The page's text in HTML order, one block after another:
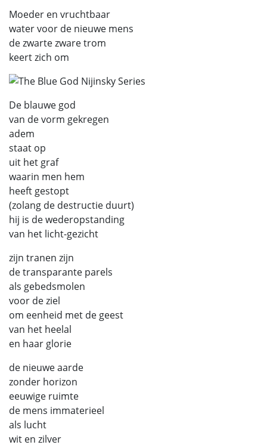
Moeder en vruchtbaar
water voor de nieuwe mens
de zwarte zware trom
keert zich om
De blauwe god
van de vorm gekregen
adem
staat op
uit het graf
waarin men hem
heeft gestopt
(zolang de destructie duurt)
hij is de wederopstanding
van het licht-gezicht
zijn tranen zijn
de transparante parels
als gebedsmolen
voor de ziel
om eenheid met de geest
van het heelal
en haar glorie
de nieuwe aarde
zonder horizon
eeuwige ruimte
de mens immaterieel
als lucht
wit en zilver